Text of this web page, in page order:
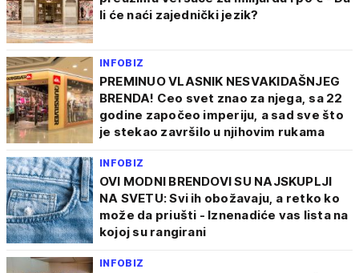
li će naći zajednički jezik?
INFOBIZ
PREMINUO VLASNIK NESVAKIDAŠNJEG
BRENDA! Ceo svet znao za njega, sa 22
godine započeo imperiju, a sad sve što
je stekao završilo u njihovim rukama
INFOBIZ
OVI MODNI BRENDOVI SU NAJSKUPLJI
NA SVETU: Svi ih obožavaju, a retko ko
može da priušti - Iznenadiće vas lista na
kojoj su rangirani
INFOBIZ